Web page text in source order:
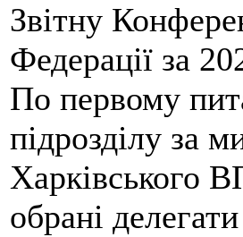
Звітну
Федерації за
По первому
підрозділу за
Харківського
обрані